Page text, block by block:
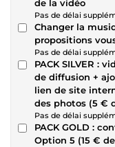
de la vidéo
Pas de délai
Changer la
propositions
Pas de délai
PACK SILVER :
de diffusion +
lien de site
des photos (5 €
Pas de délai
PACK GOLD :
Option 5 (15 €